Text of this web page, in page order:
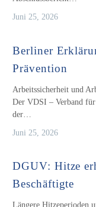
Juni 25, 2026
Berliner
Prävention
Arbeitssicherheit und
Der VDSI – Verband
der…
Juni 25, 2026
DGUV: Hitze
Beschäftigte
Längere Hitzeperioden